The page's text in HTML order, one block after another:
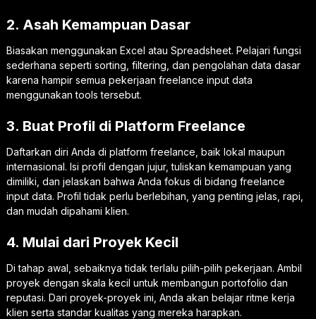
2. Asah Kemampuan Dasar
Biasakan menggunakan Excel atau Spreadsheet. Pelajari fungsi
sederhana seperti sorting, filtering, dan pengolahan data dasar
karena hampir semua pekerjaan freelance input data
menggunakan tools tersebut.
3. Buat Profil di Platform Freelance
Daftarkan diri Anda di platform freelance, baik lokal maupun
internasional. Isi profil dengan jujur, tuliskan kemampuan yang
dimiliki, dan jelaskan bahwa Anda fokus di bidang freelance
input data. Profil tidak perlu berlebihan, yang penting jelas, rapi,
dan mudah dipahami klien.
4. Mulai dari Proyek Kecil
Di tahap awal, sebaiknya tidak terlalu pilih-pilih pekerjaan. Ambil
proyek dengan skala kecil untuk membangun portofolio dan
reputasi. Dari proyek-proyek ini, Anda akan belajar ritme kerja
klien serta standar kualitas yang mereka harapkan.